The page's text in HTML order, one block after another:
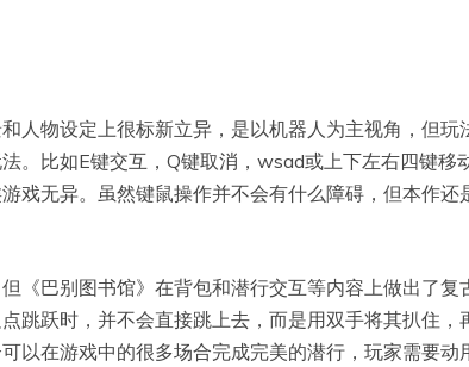
人物设定上很标新立异，是以机器人为主视角，但
。比如E键交互，Q键取消，wsad或上下左右四键移
戏无异。虽然键鼠操作并不会有什么障碍，但本作还
《巴别图书馆》在背包和潜行交互等内容上做出了复
跳跃时，并不会直接跳上去，而是用双手将其扒住，
以在游戏中的很多场合完成完美的潜行，玩家需要